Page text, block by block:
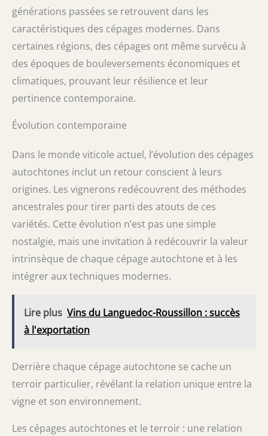
générations passées se retrouvent dans les
caractéristiques des cépages modernes. Dans
certaines régions, des cépages ont même survécu à
des époques de bouleversements économiques et
climatiques, prouvant leur résilience et leur
pertinence contemporaine.
Évolution contemporaine
Dans le monde viticole actuel, l’évolution des cépages
autochtones inclut un retour conscient à leurs
origines. Les vignerons redécouvrent des méthodes
ancestrales pour tirer parti des atouts de ces
variétés. Cette évolution n’est pas une simple
nostalgie, mais une invitation à redécouvrir la valeur
intrinsèque de chaque cépage autochtone et à les
intégrer aux techniques modernes.
Lire plus Vins du Languedoc-Roussillon : succès
à l'exportation
Derrière chaque cépage autochtone se cache un
terroir particulier, révélant la relation unique entre la
vigne et son environnement.
Les cépages autochtones et le terroir : une relation